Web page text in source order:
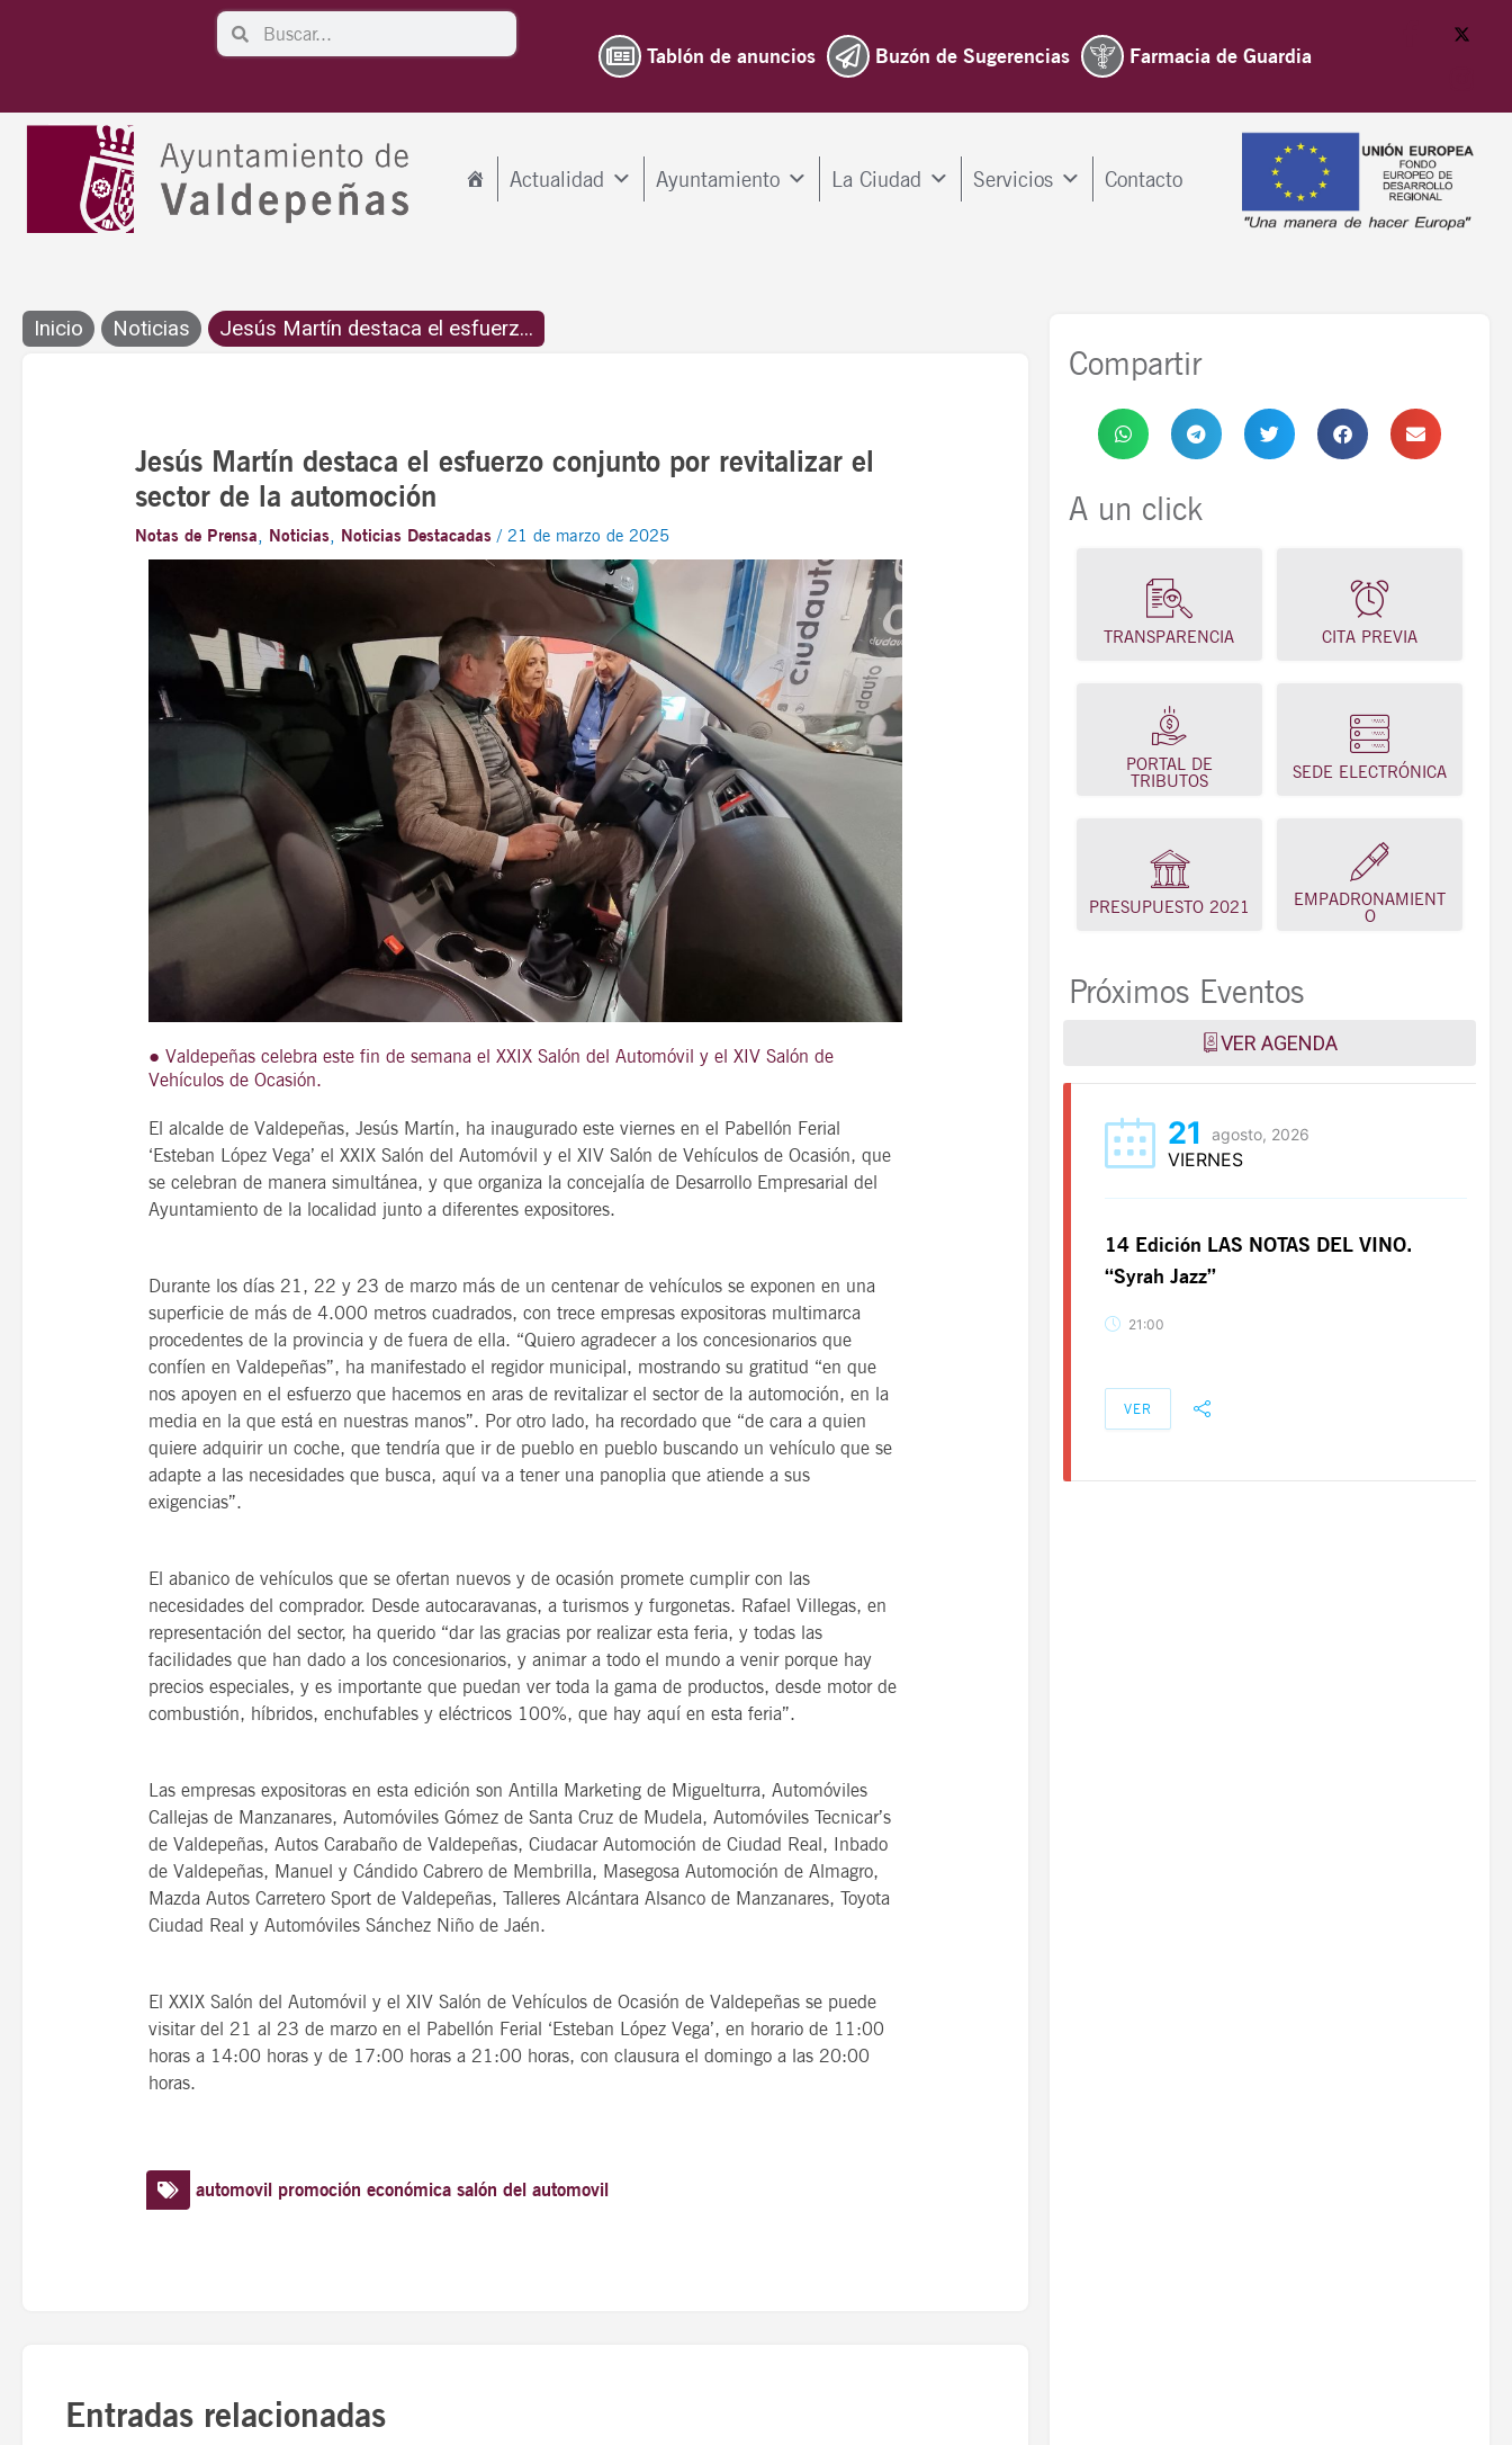
SearchSearch
Tablón de anuncios Buzón de Sugerencias Farmacia de Guardia
Actualidad Ayuntamiento La Ciudad Servicios Contacto
Inicio Noticias Jesús Martín destaca el esfuerz...
Jesús Martín destaca el esfuerzo conjunto por revitalizar el
sector de la automoción
Notas de Prensa, Noticias, Noticias Destacadas /21 de marzo de 2025
● Valdepeñas celebra este fin de semana el XXIX Salón del Automóvil y el XIV Salón de
Vehículos de Ocasión.
El alcalde de Valdepeñas, Jesús Martín, ha inaugurado este viernes en el Pabellón Ferial
‘Esteban López Vega’ el XXIX Salón del Automóvil y el XIV Salón de Vehículos de Ocasión, que
se celebran de manera simultánea, y que organiza la concejalía de Desarrollo Empresarial del
Ayuntamiento de la localidad junto a diferentes expositores.
Durante los días 21, 22 y 23 de marzo más de un centenar de vehículos se exponen en una
superficie de más de 4.000 metros cuadrados, con trece empresas expositoras multimarca
procedentes de la provincia y de fuera de ella. “Quiero agradecer a los concesionarios que
confíen en Valdepeñas”, ha manifestado el regidor municipal, mostrando su gratitud “en que
nos apoyen en el esfuerzo que hacemos en aras de revitalizar el sector de la automoción, en la
media en la que está en nuestras manos”. Por otro lado, ha recordado que “de cara a quien
quiere adquirir un coche, que tendría que ir de pueblo en pueblo buscando un vehículo que se
adapte a las necesidades que busca, aquí va a tener una panoplia que atiende a sus
exigencias”.
El abanico de vehículos que se ofertan nuevos y de ocasión promete cumplir con las
necesidades del comprador. Desde autocaravanas, a turismos y furgonetas. Rafael Villegas, en
representación del sector, ha querido “dar las gracias por realizar esta feria, y todas las
facilidades que han dado a los concesionarios, y animar a todo el mundo a venir porque hay
precios especiales, y es importante que puedan ver toda la gama de productos, desde motor de
combustión, híbridos, enchufables y eléctricos 100%, que hay aquí en esta feria”.
Las empresas expositoras en esta edición son Antilla Marketing de Miguelturra, Automóviles
Callejas de Manzanares, Automóviles Gómez de Santa Cruz de Mudela, Automóviles Tecnicar’s
de Valdepeñas, Autos Carabaño de Valdepeñas, Ciudacar Automoción de Ciudad Real, Inbado
de Valdepeñas, Manuel y Cándido Cabrero de Membrilla, Masegosa Automoción de Almagro,
Mazda Autos Carretero Sport de Valdepeñas, Talleres Alcántara Alsanco de Manzanares, Toyota
Ciudad Real y Automóviles Sánchez Niño de Jaén.
El XXIX Salón del Automóvil y el XIV Salón de Vehículos de Ocasión de Valdepeñas se puede
visitar del 21 al 23 de marzo en el Pabellón Ferial ‘Esteban López Vega’, en horario de 11:00
horas a 14:00 horas y de 17:00 horas a 21:00 horas, con clausura el domingo a las 20:00
horas.
automovil promoción económica salón del automovil
Entradas relacionadas
Compartir
A un click
TRANSPARENCIA CITA PREVIA
PORTAL DE
TRIBUTOS
SEDE ELECTRÓNICA
PRESUPUESTO 2021
EMPADRONAMIENT
O
Próximos Eventos
VER AGENDA
21 agosto, 2026
VIERNES
“Syrah Jazz”
21:00
21 agosto, 2026
VIERNES
“Syrah Jazz”
21:00
21 agosto, 2026
VIERNES
14 Edición LAS NOTAS DEL VINO.
“Syrah Jazz”
21:00
VER